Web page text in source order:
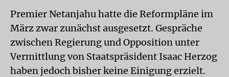
Premier Netanjahu hatte die Reformpläne im
März zwar zunächst ausgesetzt. Gespräche
zwischen Regierung und Opposition unter
Vermittlung von Staatspräsident Isaac Herzog
haben jedoch bisher keine Einigung erzielt.